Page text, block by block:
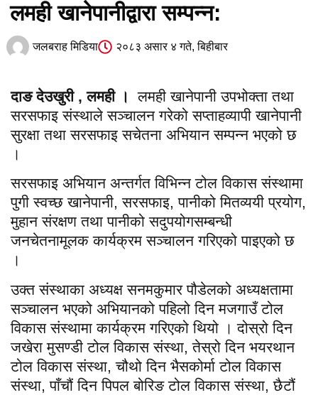
लमही खानेपानीद्वारा सम्पन्न:
जलबराह मिडिया २०८३ असार ४ गते, बिहीबार
दाङ देउखुरी , लमही ।
लमही खानेपानी उपभोक्ता तथा
सरसफाइ संस्थाले सञ्चालन गरेको सप्ताहव्यापी खानेपानी
सुरक्षा तथा सरसफाइ सचेतना अभियान सम्पन्न भएको छ
।
सरसफाइ अभियान अन्तर्गत विभिन्न टोल विकास संस्थामा
पुगी स्वच्छ खानेपानी, सरसफाइ, पानीको मितव्ययी प्रयोग,
मुहान संरक्षण तथा पानीको सदुपयोगसम्बन्धी
जनचेतनामूलक कार्यक्रम सञ्चालन गरिएको पाइएको छ
।
उक्त संस्थाका अध्यक्ष सनमकुमार पौडेलको अध्यक्षतामा
सञ्चालन भएको अभियानको पहिलो दिन मजगाउँ टोल
विकास संस्थामा कार्यक्रम गरिएको थियो । दोस्रो दिन
जखेरा मुसण्डी टोल विकास संस्था, तेस्रो दिन भयरथान
टोल विकास संस्था, चौथो दिन भैसकोर्मा टोल विकास
संस्था, पाँचौं दिन पिपल बोरिङ टोल विकास संस्था, छैटौं